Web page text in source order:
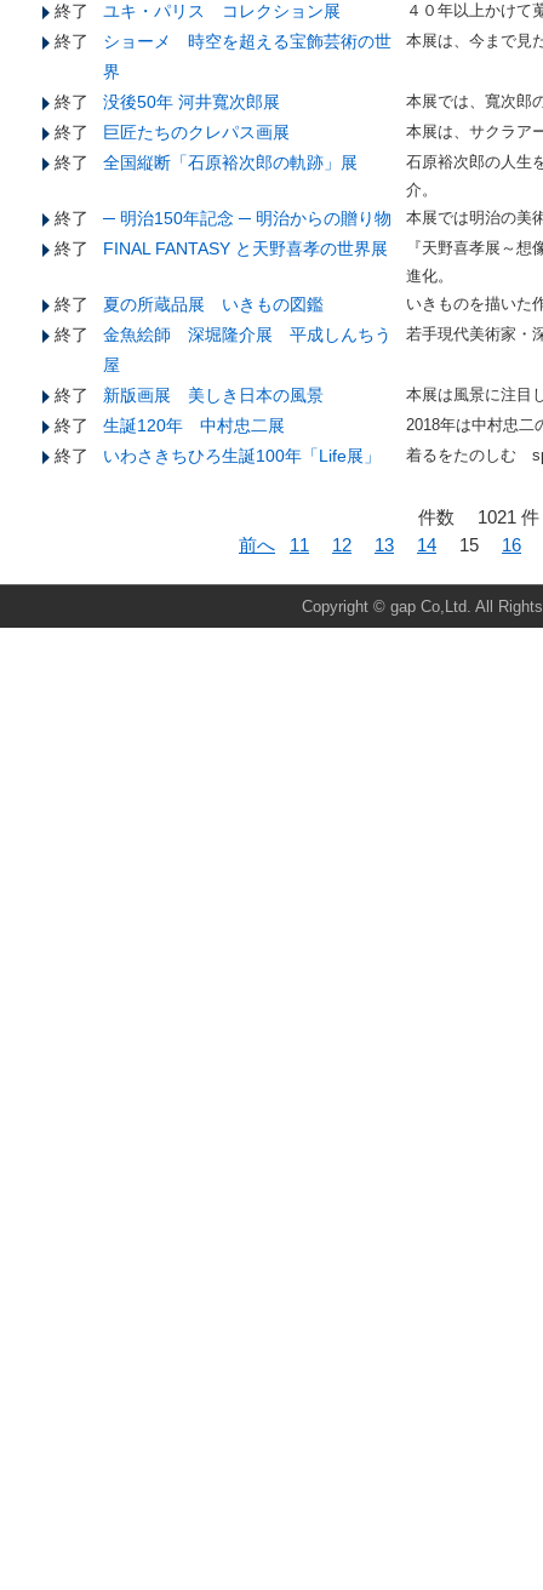
終了 ユキ・パリス コレクション展 ４０年以上かけて
終了
ショーメ 時空を超える宝飾芸術の世
界
本展は、今まで見
終了 没後50年 河井寬次郎展 本展では、寬次郎
終了 巨匠たちのクレパス画展 本展は、サクラア
終了 全国縦断「石原裕次郎の軌跡」展
石原裕次郎の人生
介。
終了 ─ 明治150年記念 ─ 明治からの贈り物 本展では明治の美
終了 FINAL FANTASY と天野喜孝の世界展
『天野喜孝展～
進化。
終了 夏の所蔵品展 いきもの図鑑 いきものを描いた
終了
金魚絵師 深堀隆介展 平成しんちう
屋
若手現代美術家・
終了 新版画展 美しき日本の風景 本展は風景に注目
終了 生誕120年 中村忠二展 2018年は中村忠二
終了 いわさきちひろ生誕100年「Life展」 着るをたのしむ
件数 1021 件
前へ
11 12 13 14 15 16
Copyright © gap Co,Ltd. All